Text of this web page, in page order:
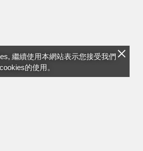
繼續使用本網站表示您接受我們
的使用。